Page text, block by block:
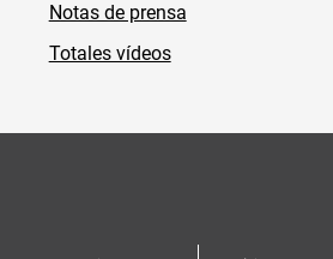
Notas de prensa
Totales vídeos